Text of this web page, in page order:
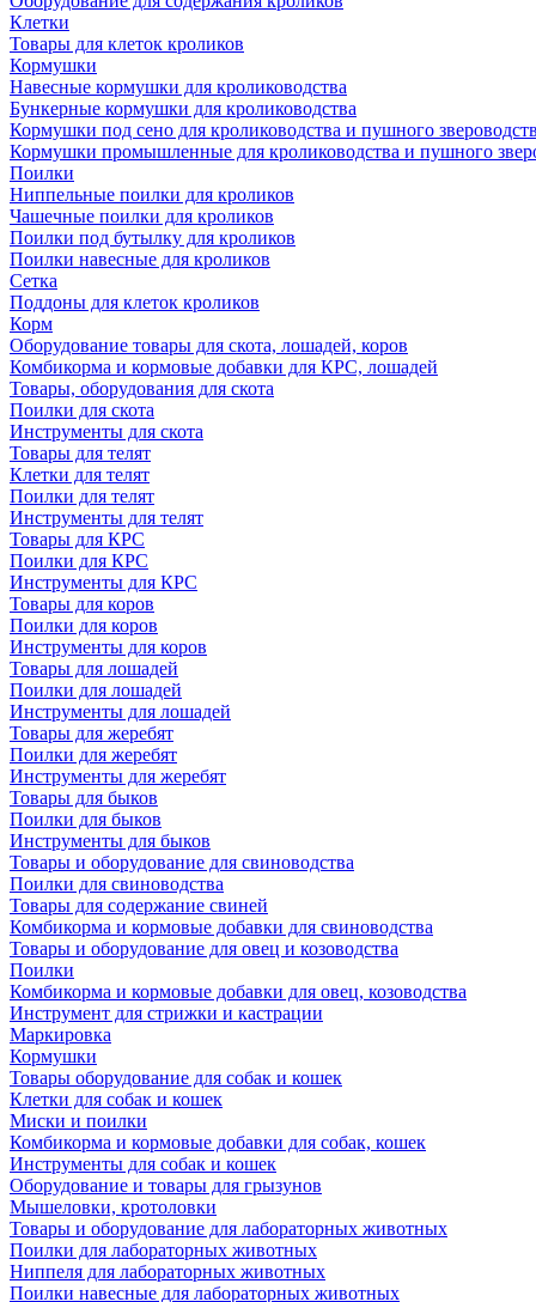
Клетки
Товары для клеток кроликов
Кормушки
Навесные кормушки для кролиководства
Бункерные кормушки для кролиководства
Кормушки под сено для кролиководства и пушного
Кормушки промышленные для кролиководства и пушного
Поилки
Ниппельные поилки для кроликов
Чашечные поилки для кроликов
Поилки под бутылку для кроликов
Поилки навесные для кроликов
Сетка
Поддоны для клеток кроликов
Корм
Оборудование товары для скота, лошадей, коров
Комбикорма и кормовые добавки для КРС, лошадей
Товары, оборудования для скота
Поилки для скота
Инструменты для скота
Товары для телят
Клетки для телят
Поилки для телят
Инструменты для телят
Товары для КРС
Поилки для КРС
Инструменты для КРС
Товары для коров
Поилки для коров
Инструменты для коров
Товары для лошадей
Поилки для лошадей
Инструменты для лошадей
Товары для жеребят
Поилки для жеребят
Инструменты для жеребят
Товары для быков
Поилки для быков
Инструменты для быков
Товары и оборудование для свиноводства
Поилки для свиноводства
Товары для содержание свиней
Комбикорма и кормовые добавки для свиноводства
Товары и оборудование для овец и козоводства
Поилки
Комбикорма и кормовые добавки для овец, козоводства
Инструмент для стрижки и кастрации
Маркировка
Кормушки
Товары оборудование для собак и кошек
Клетки для собак и кошек
Миски и поилки
Комбикорма и кормовые добавки для собак, кошек
Инструменты для собак и кошек
Оборудование и товары для грызунов
Мышеловки, кротоловки
Товары и оборудование для лабораторных животных
Поилки для лабораторных животных
Ниппеля для лабораторных животных
Поилки навесные для лабораторных животных